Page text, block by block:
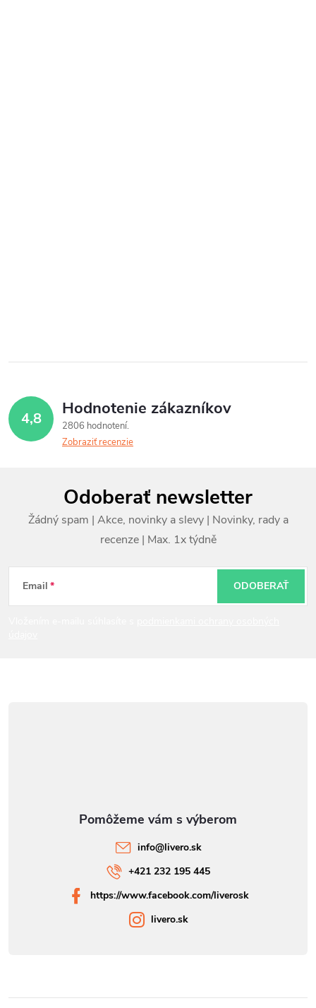
4,8 Hodnotenie zákazníkov
2806 hodnotení
Zobraziť recenzie
ä
Odoberať newsletter
Email ODOBERAŤ
info@livero.sk
+421 232 195 445
https://www.facebook.com/liverosk
livero.sk